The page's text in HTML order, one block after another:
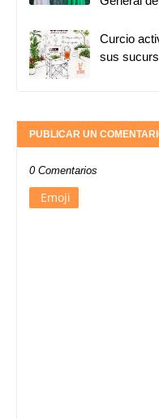
Curcio
sus
PUBLICAR UN
0 Comentarios
Emoji